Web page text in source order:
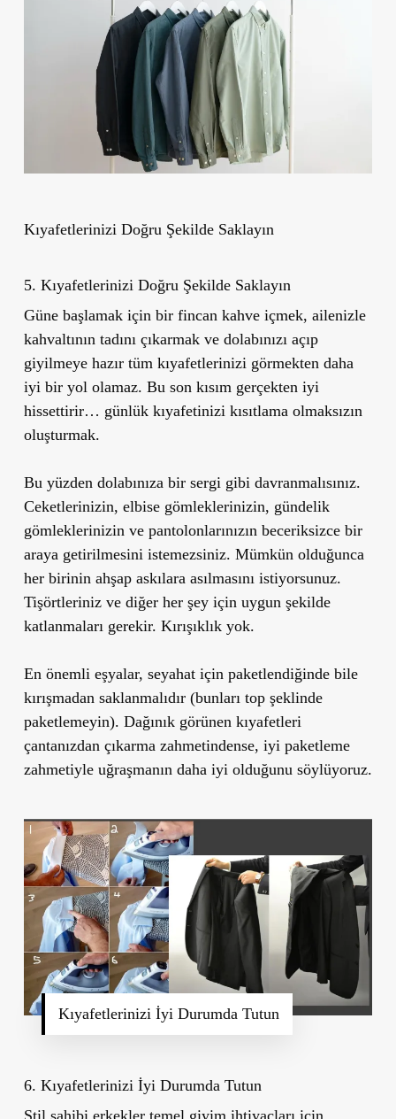
Kıyafetlerinizi Doğru Şekilde Saklayın
5. Kıyafetlerinizi Doğru Şekilde Saklayın
Güne başlamak için bir fincan kahve içmek, ailenizle
kahvaltının tadını çıkarmak ve dolabınızı açıp
giyilmeye hazır tüm kıyafetlerinizi görmekten daha
iyi bir yol olamaz. Bu son kısım gerçekten iyi
hissettirir… günlük kıyafetinizi kısıtlama olmaksızın
oluşturmak.
Bu yüzden dolabınıza bir sergi gibi davranmalısınız.
Ceketlerinizin, elbise gömleklerinizin, gündelik
gömleklerinizin ve pantolonlarınızın beceriksizce bir
araya getirilmesini istemezsiniz. Mümkün olduğunca
her birinin ahşap askılara asılmasını istiyorsunuz.
Tişörtleriniz ve diğer her şey için uygun şekilde
katlanmaları gerekir. Kırışıklık yok.
En önemli eşyalar, seyahat için paketlendiğinde bile
kırışmadan saklanmalıdır (bunları top şeklinde
paketlemeyin). Dağınık görünen kıyafetleri
çantanızdan çıkarma zahmetindense, iyi paketleme
zahmetiyle uğraşmanın daha iyi olduğunu söylüyoruz.
Kıyafetlerinizi İyi Durumda Tutun
6. Kıyafetlerinizi İyi Durumda Tutun
Stil sahibi erkekler temel giyim ihtiyaçları için